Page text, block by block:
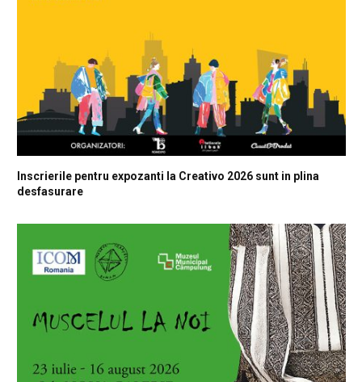
Inscrierile pentru expozanti la Creativo 2026 sunt in plina
desfasurare